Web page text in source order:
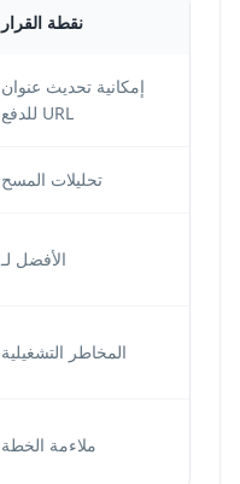
نقطة القرار
إمكانية تحديث عنوان
URL للدفع
تحليلات المسح
الأفضل لـ
المخاطر التشغيلية
ملاءمة الخطة